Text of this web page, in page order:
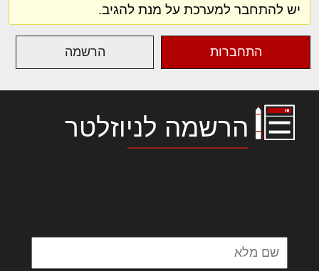
יש להתחבר למערכת על מנת להגיב.
התחברות הרשמה
הרשמה לניוזלטר